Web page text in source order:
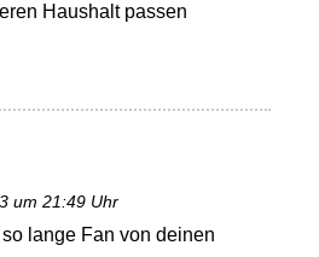
Haushalt passen
um 21:49 Uhr
so lange Fan von deinen